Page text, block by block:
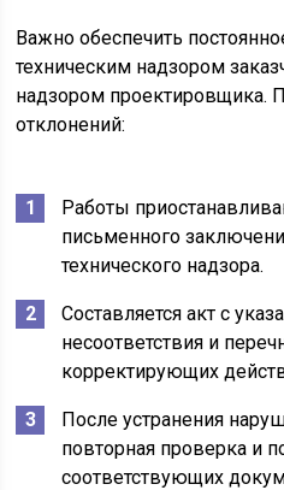
Важно обеспечить
техническим надзором
надзором проектировщика.
отклонений:
Работы
письменного
технического надзора.
Составляется акт с
несоответствия и
корректирующих
После устранения
повторная проверка и
соответствующих